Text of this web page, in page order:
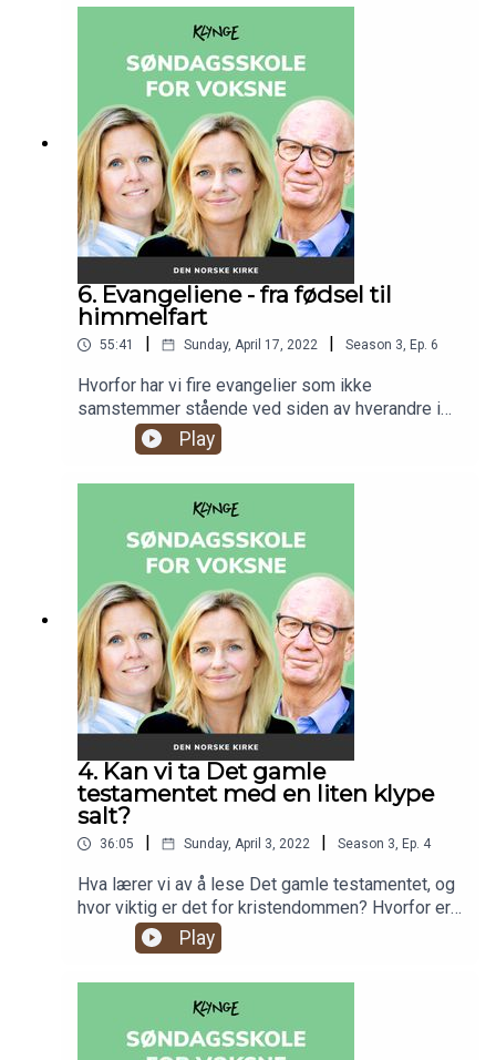
Søndagsskole for voksne.
6. Evangeliene - fra fødsel til
himmelfart
55:41 | Sunday, April 17, 2022 | Season 3, Ep. 6
Hvorfor har vi fire evangelier som ikke
samstemmer stående ved siden av hverandre i
Bibelen? Hvem var Evangelistene? Og hva er det
gode budskap? I denne episoden går vi videre
gjennom Bibelen, og går gjennom de fire
evangeliene, og hva de forteller oss.
Play
4. Kan vi ta Det gamle
testamentet med en liten klype
salt?
36:05 Sunday, April 3, 2022 Season 3, Ep. 4
Hva lærer vi av å lese Det gamle testamentet, og
hvor viktig er det for kristendommen? Hvorfor er
det motstridende tekster i Bibelen? Og skal Det
gamle testamentet leses med kritisk sans? Hittil
i sesongen har vi snakket om ulike deler av
Bibelen, og nå oppsummerer vi Det gamle
testamentet, hvilke historier som er viktige for
oss, og hva vi lærer av å lese dem.
Play